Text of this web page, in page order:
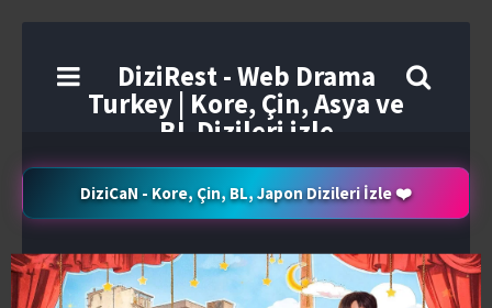
DiziRest - Web Drama
Turkey | Kore, Çin, Asya ve
BL Dizileri izle
DiziCaN - Kore, Çin, BL, Japon Dizileri İzle ❤️